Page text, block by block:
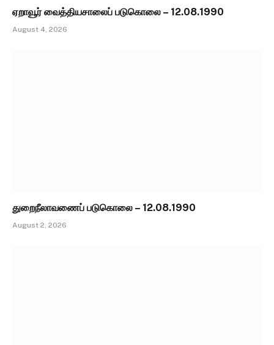
ஏறாவூர் வைத்தியசாலைப் படுகொலை – 12.08.1990
August 4, 2026
துறைநீலாவணைப் படுகொலை – 12.08.1990
August 2, 2026